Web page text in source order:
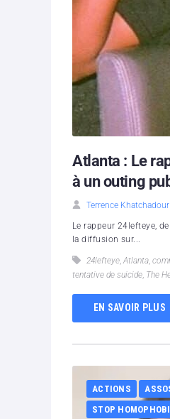
Atlanta : Le
à un outing
Terrence
Le rappeur 24lefteye,
la diffusion sur...
24lefteye, Atlanta,
tentative de suicide, The
EN SAVOIR PLUS
ACTIONS
STOP